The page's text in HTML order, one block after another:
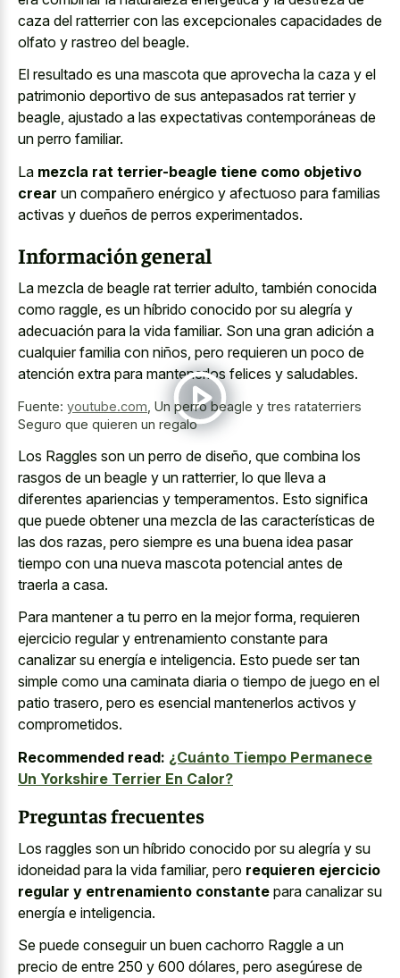
caza del ratterrier con las excepcionales capacidades de
olfato y rastreo del beagle.
El resultado es una mascota que aprovecha la caza y el
patrimonio deportivo de sus antepasados rat terriery
beagle, ajustado a las expectativas contemporáneas de
un perro familiar.
La mezcla rat terrier-beagle tiene como objetivo
crear un compañero enérgico y afectuoso para familias
activas y dueños de perros experimentados.
Información general
La mezcla de beagle rat terrier adulto, también conocida
como raggle, es un híbrido conocido por su alegría y
adecuación para la vida familiar. Son una gran adición a
cualquier familia con niños, pero requieren un poco de
atención extra para mantenerlos felices y saludables.
Fuente: youtube.com Un perro beagle y tres rataterriers
Seguro que quieren un regalo
Los Raggles son un perro de diseño, que combina los
rasgos de un beagle y un ratterrier, lo que lleva a
diferentes apariencias y temperamentos. Esto significa
que puede obtener una mezcla de las características de
las dos razas, pero siempre es una buena idea pasar
tiempo con una nueva mascota potencial antes de
traerla a casa.
Para mantener a tu perro en la mejor forma, requieren
ejercicio regular y entrenamiento constante para
canalizar su energía e inteligencia. Esto puede ser tan
simple como una caminata diaria o tiempo de juego en el
patio trasero, pero es esencial mantenerlos activos y
comprometidos.
Recommended read: ¿Cuánto Tiempo Permanece
Un Yorkshire Terrier En Calor?
Preguntas frecuentes
Los raggles son un híbrido conocido por su alegría y su
idoneidad para la vida familiar, pero requieren ejercicio
regular y entrenamiento constante para canalizar su
energía e inteligencia.
Se puede conseguir un buen cachorro Raggle a un
precio de entre 250 y 600 dólares, pero asegúrese de